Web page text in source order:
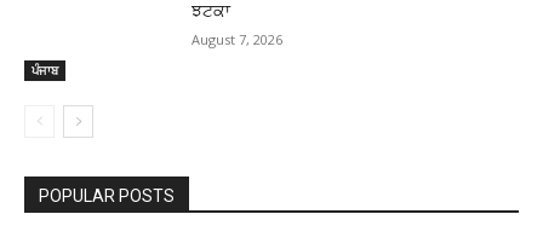
ਪੰਜਾਬ
ਝਟਕਾ
August 7, 2026
POPULAR POSTS